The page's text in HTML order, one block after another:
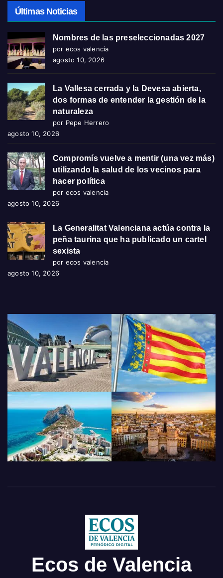
Últimas Noticias
Nombres de las preseleccionadas 2027
por ecos valencia
agosto 10, 2026
La Vallesa cerrada y la Devesa abierta,
dos formas de entender la gestión de la
naturaleza
por Pepe Herrero
agosto 10, 2026
Compromís vuelve a mentir (una vez más)
utilizando la salud de los vecinos para
hacer política
por ecos valencia
agosto 10, 2026
La Generalitat Valenciana actúa contra la
peña taurina que ha publicado un cartel
sexista
por ecos valencia
agosto 10, 2026
Ecos de Valencia